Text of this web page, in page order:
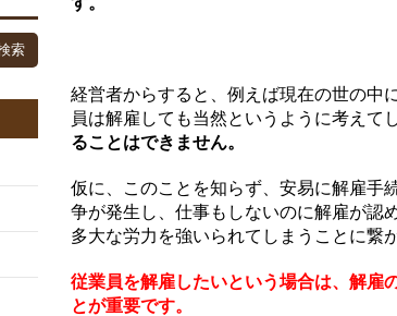
経営者からすると、例えば現在の世の中
員は解雇しても当然というように考えて
ることはできません。
仮に、このことを知らず、安易に解雇手
争が発生し、仕事もしないのに解雇が認
多大な労力を強いられてしまうことに繋
従業員を解雇したいという場合は、解雇
とが重要です。